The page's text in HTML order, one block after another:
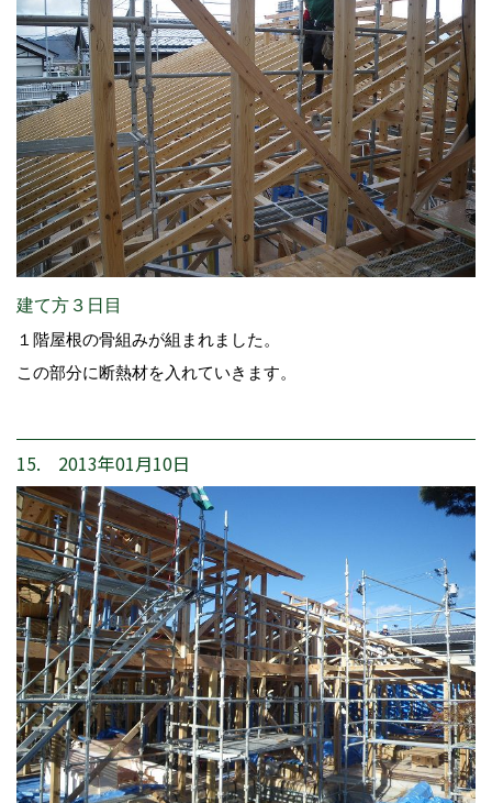
建て方３日目
１階屋根の骨組みが組まれました。
この部分に断熱材を入れていきます。
15. 2013年01月10日